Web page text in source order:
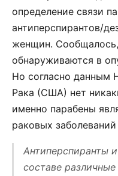
определение связи
антиперспирантов/
женщин.
обнаруживаются в
Но согласно данным
Рака (США) нет
именно парабены
раковых
Антиперспиранты
составе